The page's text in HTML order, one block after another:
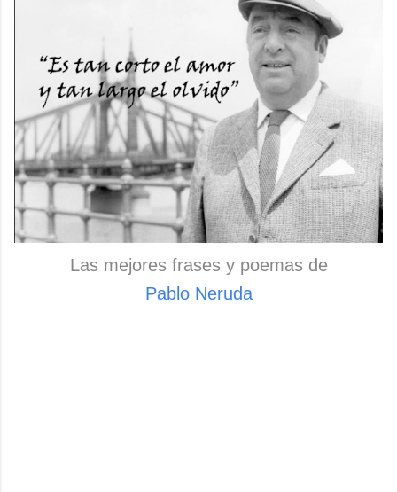
Las mejores frases y poemas de
Pablo Neruda